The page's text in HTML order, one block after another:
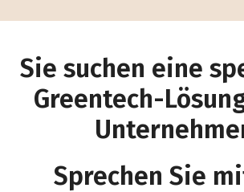
Sie suchen eine
Greentech-
Sprechen Sie